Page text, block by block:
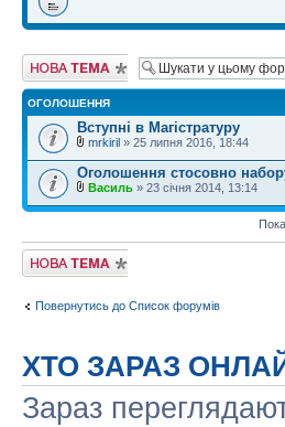
Створити нову
тему
ОГОЛОШЕННЯ
Вступні в Магістратуру
mrkiril » 25 липня 2016, 18:44
Оголошення стосовно
Василь » 23 січня 2014, 13:14
Створити нову
тему
Повернутись до Список форумів
ХТО ЗАРАЗ
Зараз